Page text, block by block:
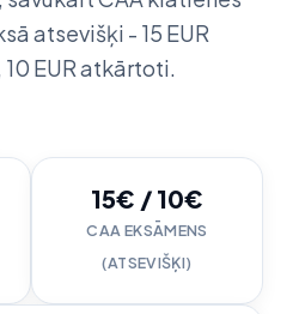
atsevišķi - 15 EUR
EUR atkārtoti.
15€ / 10€
CAA EKSĀMENS
(ATSEVIŠĶI)